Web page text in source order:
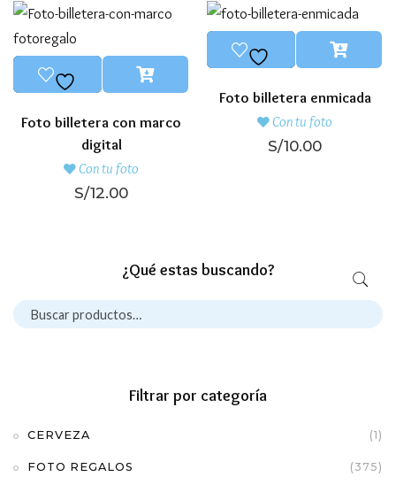
Foto billetera con marco
digital
Con tu foto
S/12.00
Foto billetera enmicada
Con tu foto
S/10.00
¿Qué estas buscando?
Filtrar por categoría
CERVEZA (1)
FOTO REGALOS (375)